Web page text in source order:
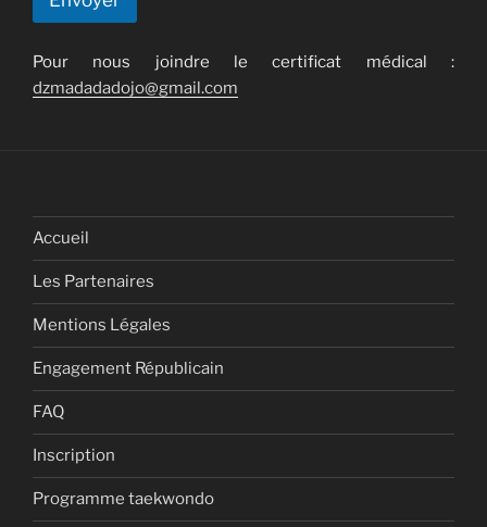
Pour nous joindre le certificat médical :
dzmadadadojo@gmail.com
Accueil
Les Partenaires
Mentions Légales
Engagement Républicain
FAQ
Inscription
Programme taekwondo